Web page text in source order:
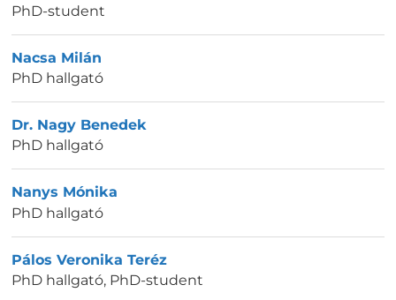
PhD-student
Nacsa Milán
PhD hallgató
Dr. Nagy Benedek
PhD hallgató
Nanys Mónika
PhD hallgató
Pálos Veronika Teréz
PhD hallgató, PhD-student